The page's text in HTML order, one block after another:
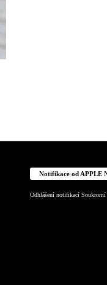
Notifikace od APPLE
Odhlášení notifikací Soukromí